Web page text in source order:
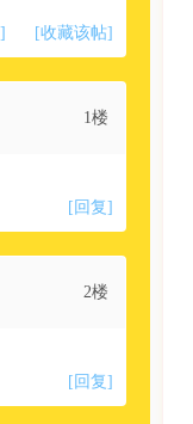
[收藏该帖]
1楼
[回复]
2楼
[回复]